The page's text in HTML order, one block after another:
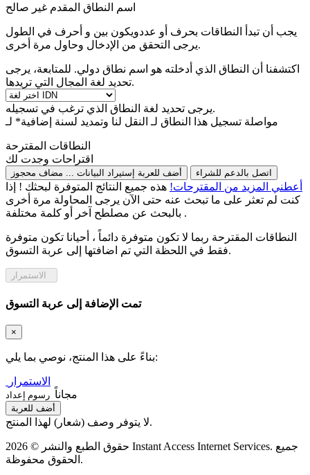
اسم النطاق المقدم غير صالح
يجب أن تبدأ النطاقات بحرف أو عددويكون بين و أحرف في الطول
يرجى التحقق من الإدخال وحاول مرة أخرى.
اكتشفنا أن النطاق الذي أدخلته هو اسم نطاق دولي. للمتابعة، يرجى
تحديد لغة المجال التي تريدها.
يرجى تحديد لغة النطاق الذي ترغب في تسجيله.
مواصلة تسجيل هذا النطاق لـ النقل لنا وتمديد لسنة إضافية* لـ
النطاقات المقترحة
اقتراحات وجدت لك
أضف للعربة إستيراد البيانات ... مضاف محجوز اتصل بالدعم للشراء
أعطني المزيد من المقترحات! هذه جميع النتائج المتوفرة لبحثك ! إذا
كنت لم تعثر على ما تبحث عنه حتى الآن يرجى المحاولة مرة أخرى
بالبحث عن مصلطح آخر أو كلمة مختلفة .
النطاقات المقترحة ربما لا تكون متوفرة دائماً ، أحيانا تكون متوفرة
فقط في اللحظة التي تم اضافتها إلى عربة التسوق.
تمت الإضافة إلى عربة التسوق
×
بناءً على هذا المنتج، نوصي بما يلي:
الاستمرار
مجاناً رسوم إعداد
أضف للعربة
لا يتوفر وصف (شعار) لهذا المنتج.
حقوق الطبع والنشر © 2026 Instant Access Internet Services. جميع
الحقوق محفوظة.